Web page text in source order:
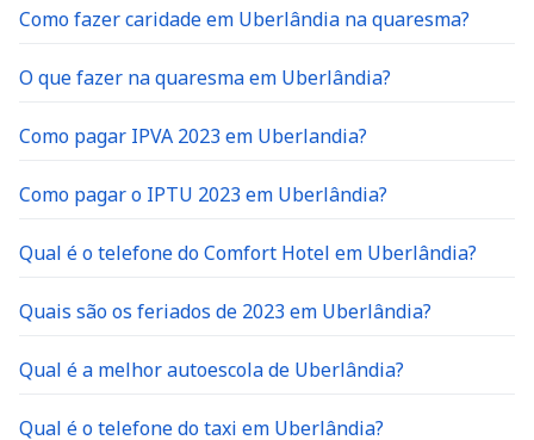
Como fazer caridade em Uberlândia na quaresma?
O que fazer na quaresma em Uberlândia?
Como pagar IPVA 2023 em Uberlandia?
Como pagar o IPTU 2023 em Uberlândia?
Qual é o telefone do Comfort Hotel em Uberlândia?
Quais são os feriados de 2023 em Uberlândia?
Qual é a melhor autoescola de Uberlândia?
Qual é o telefone do taxi em Uberlândia?